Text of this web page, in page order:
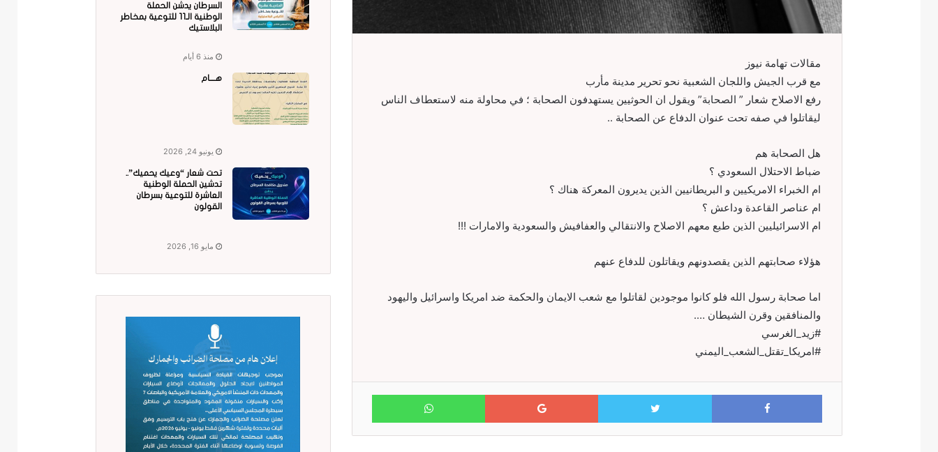
مقالات تهامة نيوز
مع قرب الجيش واللجان الشعبية نحو تحرير مدينة مأرب
رفع الاصلاح شعار ” الصحابة” ويقول ان الحوثيين يستهدفون الصحابة ؛ في محاولة منه لاستعطاف الناس
ليقاتلوا في صفه تحت عنوان الدفاع عن الصحابة ..
هل الصحابة هم
ضباط الاحتلال السعودي ؟
ام الخبراء الامريكيين و البريطانيين الذين يديرون المعركة هناك ؟
ام عناصر القاعدة وداعش ؟
ام الاسرائيليين الذين طبع معهم الاصلاح والانتقالي والعفافيش والسعودية والامارات !!!
هؤلاء صحابتهم الذين يقصدونهم ويقاتلون للدفاع عنهم
اما صحابة رسول الله فلو كانوا موجودين لقاتلوا مع شعب الايمان والحكمة ضد امريكا واسرائيل واليهود
والمنافقين وقرن الشيطان ….
#زيد_الغرسي
#امريكا_تقتل_الشعب_اليمني
Facebook
Twitter
Google+
WhatsApp
السرطان يدشن الحملة
الوطنية الـ11 للتوعية بمخاطر
البلاستيك
منذ 6 أيام
هــــام
يونيو 24, 2026
تحت شعار “وعيك يحميك”..
تدشين الحملة الوطنية
العاشرة للتوعية بسرطان
القولون
مايو 16, 2026